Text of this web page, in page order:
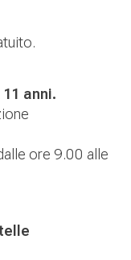
anni.
ore 9.00 alle